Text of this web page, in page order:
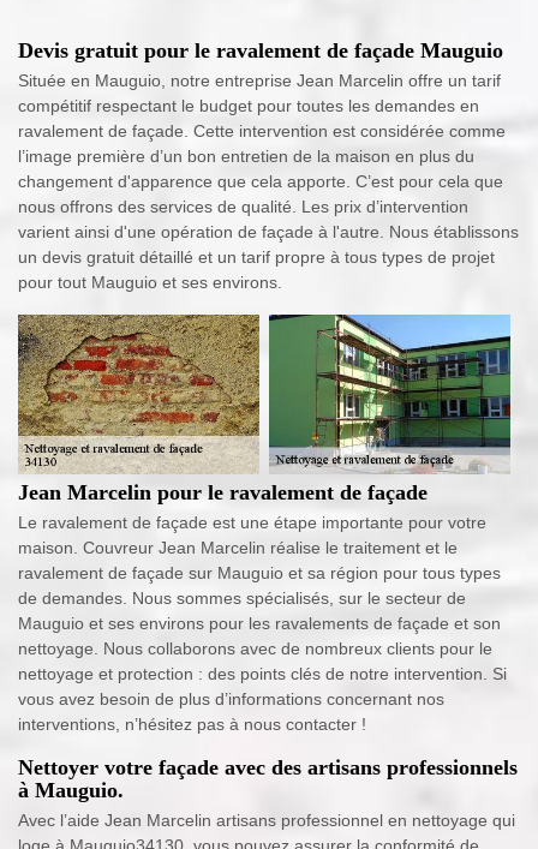
Devis gratuit pour le ravalement de façade Mauguio
Située en Mauguio, notre entreprise Jean Marcelin offre un tarif
compétitif respectant le budget pour toutes les demandes en
ravalement de façade. Cette intervention est considérée comme
l’image première d’un bon entretien de la maison en plus du
changement d'apparence que cela apporte. C’est pour cela que
nous offrons des services de qualité. Les prix d’intervention
varient ainsi d'une opération de façade à l'autre. Nous établissons
un devis gratuit détaillé et un tarif propre à tous types de projet
pour tout Mauguio et ses environs.
Jean Marcelin pour le ravalement de façade
Le ravalement de façade est une étape importante pour votre
maison. Couvreur Jean Marcelin réalise le traitement et le
ravalement de façade sur Mauguio et sa région pour tous types
de demandes. Nous sommes spécialisés, sur le secteur de
Mauguio et ses environs pour les ravalements de façade et son
nettoyage. Nous collaborons avec de nombreux clients pour le
nettoyage et protection : des points clés de notre intervention. Si
vous avez besoin de plus d’informations concernant nos
interventions, n’hésitez pas à nous contacter !
Nettoyer votre façade avec des artisans professionnels
à Mauguio.
Avec l’aide Jean Marcelin artisans professionnel en nettoyage qui